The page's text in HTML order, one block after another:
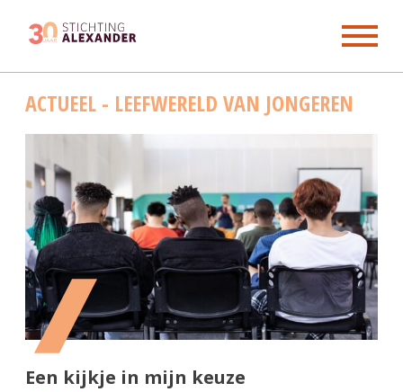
ACTUEEL - LEEFWERELD VAN JONGEREN
Een kijkje in mijn keuze